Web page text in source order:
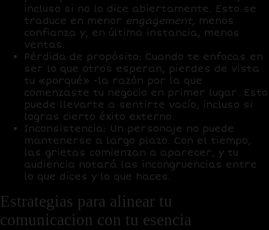
incluso si no lo dice abiertamente. Esto se
traduce en menor engagement, menos
confianza y, en última instancia, menos
ventas.
Pérdida de propósito: Cuando te enfocas en
ser lo que otros esperan, pierdes de vista
tu «porqué» -la razón por la que
comenzaste tu negocio en primer lugar. Esto
puede llevarte a sentirte vacío, incluso si
logras cierto éxito externo.
Inconsistencia: Un personaje no puede
mantenerse a largo plazo. Con el tiempo,
las grietas comienzan a aparecer, y tu
audiencia notará las incongruencias entre
lo que dices y lo que haces.
Estrategias para alinear tu
comunicacion con tu esencia